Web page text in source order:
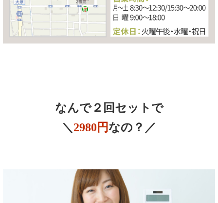
なんで２回セットで
＼2980円なの？／